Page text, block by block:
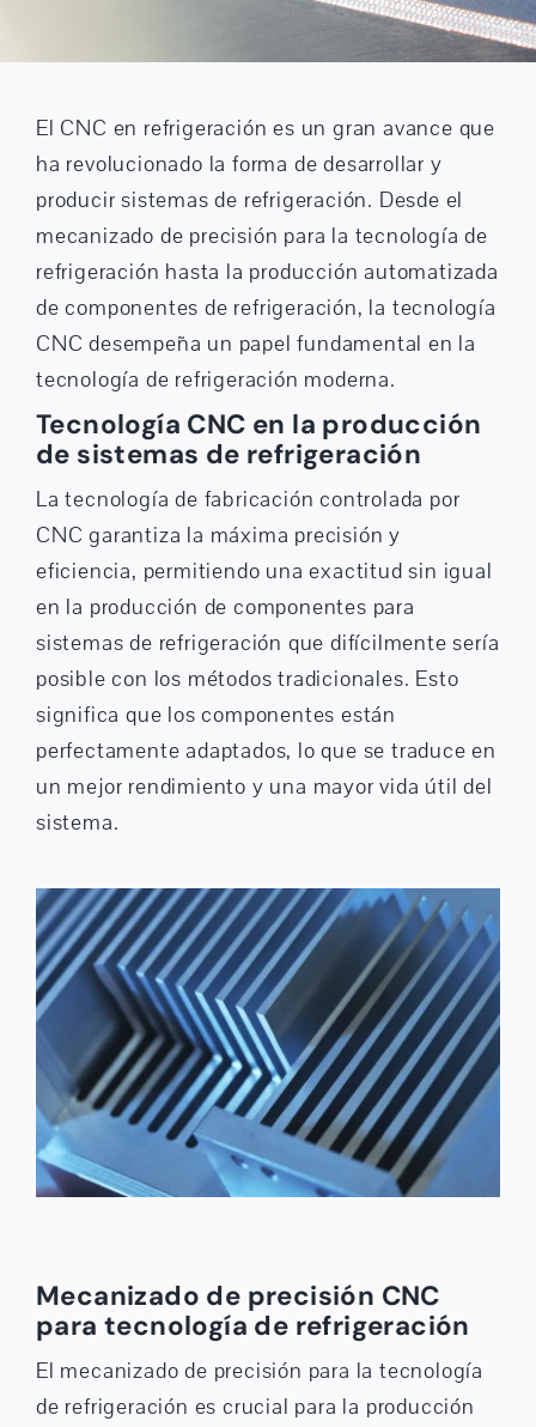
El CNC en refrigeración es un gran avance que
ha revolucionado la forma de desarrollar y
producir sistemas de refrigeración. Desde el
mecanizado de precisión para la tecnología de
refrigeración hasta la producción automatizada
de componentes de refrigeración, la tecnología
CNC desempeña un papel fundamental en la
tecnología de refrigeración moderna.
Tecnología CNC en la producción
de sistemas de refrigeración
La tecnología de fabricación controlada por
CNC garantiza la máxima precisión y
eficiencia, permitiendo una exactitud sin igual
en la producción de componentes para
sistemas de refrigeración que difícilmente sería
posible con los métodos tradicionales. Esto
significa que los componentes están
perfectamente adaptados, lo que se traduce en
un mejor rendimiento y una mayor vida útil del
sistema.
Mecanizado de precisión CNC
para tecnología de refrigeración
El mecanizado de precisión para la tecnología
de refrigeración es crucial para la producción